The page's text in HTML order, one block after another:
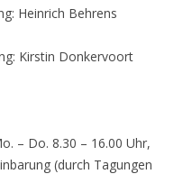
Heinrich Behrens
Kirstin Donkervoort
– Do. 8.30 – 16.00 Uhr,
(durch Tagungen